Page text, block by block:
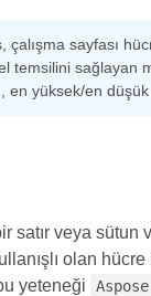
çalışma sayfası
temsilini sağlayan
en yüksek/en
satır veya sütun
olan
yeteneği